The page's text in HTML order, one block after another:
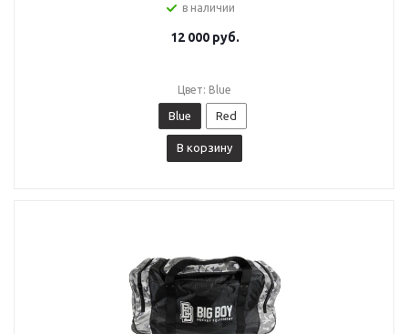
в наличии
12 000руб.
Цвет: Blue
Blue Red
В корзину